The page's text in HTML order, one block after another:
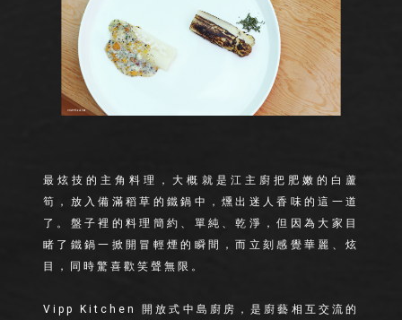
最炫技的主角料理，大概就是江主廚把肥嫩的白蘆
筍，放入備滿稻草的鐵鍋中，燻出迷人香味的這一道
了。盤子裡的料理簡約、單純、乾淨，但因為大家目
睹了鐵鍋一掀開冒輕煙的瞬間，而立刻感覺華麗、炫
目，同時驚喜歡笑聲無限。
Vipp Kitchen 開放式中島廚房，是廚藝相互交流的